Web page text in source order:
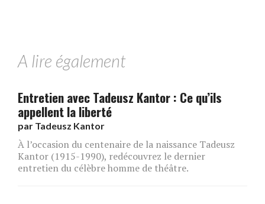
A lire également
Entretien avec Tadeusz Kantor : Ce qu’ils
appellent la liberté
par Tadeusz Kantor
À l’occasion du centenaire de la naissance Tadeusz
Kantor (1915-1990), redécouvrez le dernier
entretien du célèbre homme de théâtre.